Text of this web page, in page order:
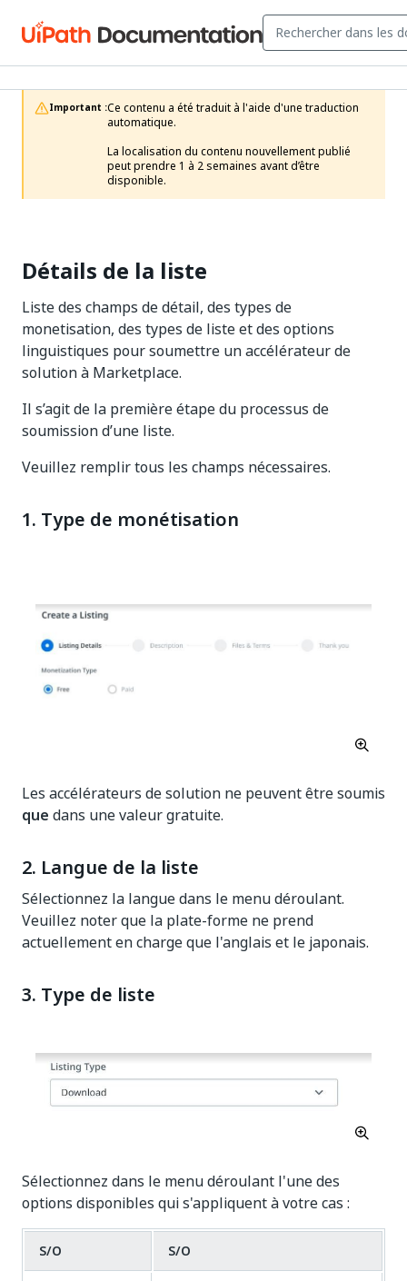
Important :Ce contenu a été traduit à l'aide d'une traduction
automatique.
La localisation du contenu nouvellement publié
peut prendre 1 à 2 semaines avant d’être
disponible.
Détails de la liste
Liste des champs de détail, des types de
monetisation, des types de liste et des options
linguistiques pour soumettre un accélérateur de
solution à Marketplace.
Il s’agit de la première étape du processus de
soumission d’une liste.
Veuillez remplir tous les champs nécessaires.
1. Type de monétisation
Les accélérateurs de solution ne peuvent être soumis
que dans une valeur gratuite.
2. Langue de la liste
Sélectionnez la langue dans le menu déroulant.
Veuillez noter que la plate-forme ne prend
actuellement en charge que l'anglais et le japonais.
3. Type de liste
Sélectionnez dans le menu déroulant l'une des
options disponibles qui s'appliquent à votre cas :
S/O S/O